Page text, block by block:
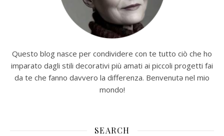
Questo blog nasce per condividere con te tutto ciò che ho
imparato dagli stili decorativi più amati ai piccoli progetti fai
da te che fanno davvero la differenza. Benvenutə nel mio
mondo!
SEARCH